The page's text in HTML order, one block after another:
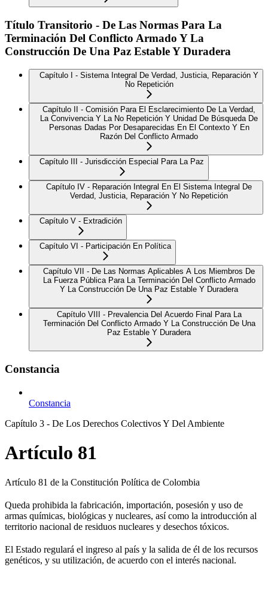
Título Transitorio - De Las Normas Para La
Terminación Del Conflicto Armado Y La
Construcción De Una Paz Estable Y Duradera
Capítulo I - Sistema Integral De Verdad, Justicia, Reparación Y
No Repetición
Capítulo II - Comisión Para El Esclarecimiento De La Verdad,
La Convivencia Y La No Repetición Y Unidad De Búsqueda De
Personas Dadas Por Desaparecidas En El Contexto Y En
Razón Del Conflicto Armado
Capítulo III - Jurisdicción Especial Para La Paz
Capítulo IV - Reparación Integral En El Sistema Integral De
Verdad, Justicia, Reparación Y No Repetición
Capítulo V - Extradición
Capítulo VI - Participación En Política
Capítulo VII - De Las Normas Aplicables A Los Miembros De
La Fuerza Pública Para La Terminación Del Conflicto Armado
Y La Construcción De Una Paz Estable Y Duradera
Capítulo VIII - Prevalencia Del Acuerdo Final Para La
Terminación Del Conflicto Armado Y La Construcción De Una
Paz Estable Y Duradera
Constancia
Constancia
Capítulo 3 - De Los Derechos Colectivos Y Del Ambiente
Artículo 81
Artículo 81 de la Constitución Política de Colombia
Queda prohibida la fabricación, importación, posesión y uso de
armas químicas, biológicas y nucleares, así como la introducción al
territorio nacional de residuos nucleares y desechos tóxicos.
El Estado regulará el ingreso al país y la salida de él de los recursos
genéticos, y su utilización, de acuerdo con el interés nacional.